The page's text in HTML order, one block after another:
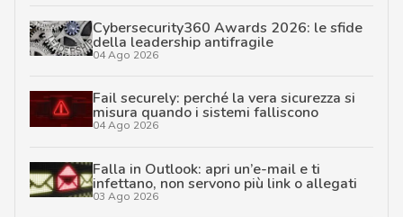
Cybersecurity360 Awards 2026: le sfide
della leadership antifragile
04 Ago 2026
Fail securely: perché la vera sicurezza si
misura quando i sistemi falliscono
04 Ago 2026
Falla in Outlook: apri un’e-mail e ti
infettano, non servono più link o allegati
03 Ago 2026